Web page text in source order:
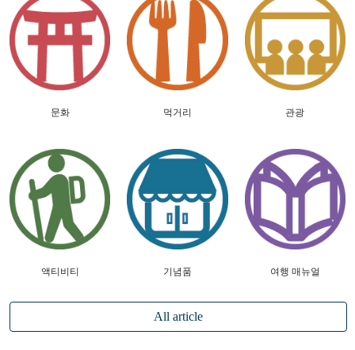
문화 먹거리 관광
액티비티 기념품 여행 매뉴얼
All article